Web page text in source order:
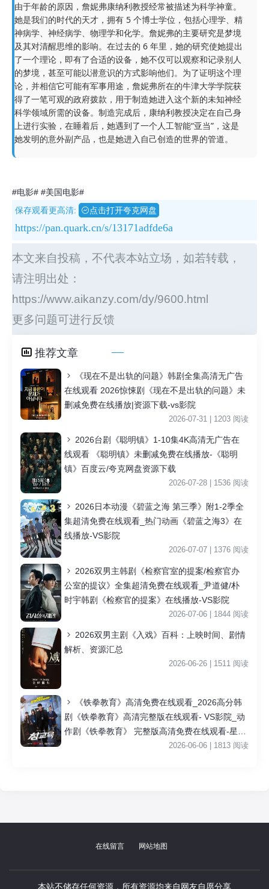
由于年龄的原因，詹妮弗康纳利教授经常被描述为科学神童。
她是我们的时代的天才，拥有 5 个博士学位，包括心理学、精
神病学、神经病学、物理学和化学。詹妮弗的主要研究是梦境
及其对清醒思维的影响。在过去的 6 年里，她的研究使她提出
了一个理论，即有了合适的设备，她不仅可以观察和记录别人
的梦境，甚至可能以潜意识的方式影响他们。为了证明这个理
论，并相信它可能有军事用途，詹妮弗所在的牛津大学学院获
得了一笔可观的政府拨款，用于制造她进入这个新的未知神经
科学领域所需的设备。制造完成后，康纳利教授决定在自己身
上进行实验，在睡着后，她遇到了一个人工智能“亚当”，这是
她发明的意外副产品，也是她进入自己创造的世界的管道。
#电影# #美国电影#
保存观看更高清:
点击打开夸克网盘
https://pan.quark.cn/s/13171adfde6a
本文来自投稿，不代表本站立场，如若转载，
请注明出处：
https://www.aikanzy.com/dy/9600.html
更多问题可进行反馈
推荐文章
《现在不是出轨的问题》韩剧全集高清无广告
在线观看 2026惊悚剧《现在不是出轨的问题》未
删减免费在线播放|资源下载-vs影院
2026-07-31 | 1203 阅读
2026台剧《聪明镇》1-10集4K高清无广告在
线观看 《聪明镇》未删减免费在线播放-《聪明
镇》百度云/夸克网盘资源下载
2026-07-28 | 1536 阅读
2026日本动漫《碧蓝之海 第三季》附1-2季全
集超清免费在线观看_热门动画《碧蓝之海3》在
线播放-VS影院
2026-07-07 | 1376 阅读
2026双男主韩剧《检察官室的提案/检察官办
公室的提议》全集超清免费在线观看_尹道健/朴
时宇韩剧《检察官的提案》在线播放-VS影院
2026-07-06 | 1844 阅读
2026双男主剧《入戏》百科：上映时间、剧情
解析、资源汇总
2026-06-26 | 1511 阅读
《铁拳教育》高清免费在线观看_2026高分韩
剧《铁拳教育》高清完整版在线观看- VS影院_动
作剧《铁拳教育》 完整版高清免费在线观看-星空
影院李星民主演《铁拳教育》无广告_VS影视
2026-06-06 | 1813 阅读
在线留言 网站地图
本站不储存任何资源，所有资源均来自网友自愿分享